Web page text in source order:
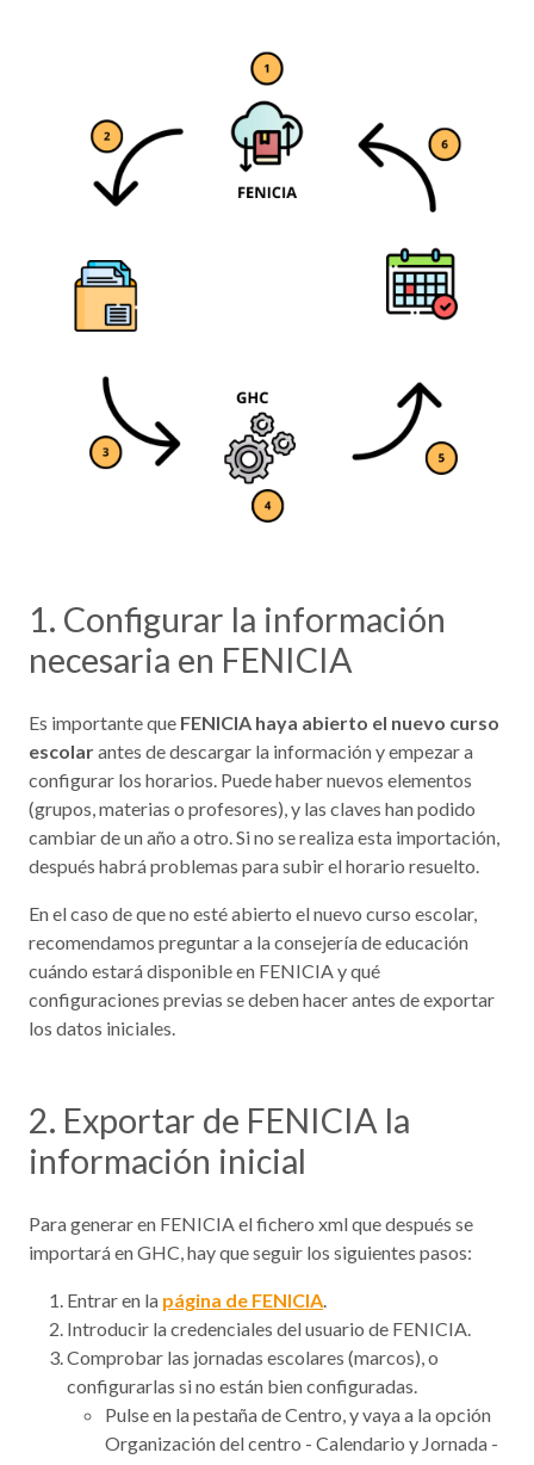
1. Configurar la información
necesaria en FENICIA
Es importante que FENICIA haya abierto el nuevo curso
escolarantes de descargar la información y empezar a
configurar los horarios. Puede haber nuevos elementos
(grupos, materias o profesores), y las claves han podido
cambiar de un año a otro. Si no se realiza esta importación,
después habrá problemas para subir el horario resuelto.
En el caso de que no esté abierto el nuevo curso escolar,
recomendamos preguntar a la consejería de educación
cuándo estará disponible en FENICIA y qué
configuraciones previas se deben hacer antes de exportar
los datos iniciales.
2. Exportar de FENICIA la
información inicial
Para generar en FENICIA el fichero xml que después se
importará en GHC, hay que seguir los siguientes pasos:
Entrar en la página de FENICIA.
Introducir la credenciales del usuario de FENICIA.
Comprobar las jornadas escolares (marcos), o
configurarlas si no están bien configuradas.
Pulse en la pestaña de Centro, y vaya a la opción
Organización del centro - Calendario y Jornada -